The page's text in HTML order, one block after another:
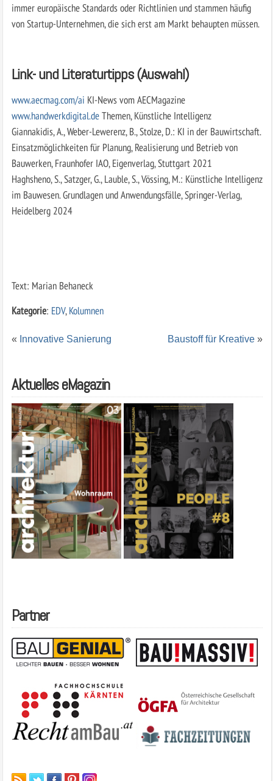
immer europäische Standards oder Richtlinien und stammen häufig
von Startup-Unternehmen, die sich erst am Markt behaupten müssen.
Link- und Literaturtipps (Auswahl)
www.aecmag.com/ai KI-News vom AECMagazine
www.handwerkdigital.deThemen, Künstliche Intelligenz
Giannakidis, A., Weber-Lewerenz, B., Stolze, D.: KI in der Bauwirtschaft.
Einsatzmöglichkeiten für Planung, Realisierung und Betrieb von
Bauwerken, Fraunhofer IAO, Eigenverlag, Stuttgart 2021
Haghsheno, S., Satzger, G., Lauble, S., Vössing, M.: Künstliche Intelligenz
im Bauwesen. Grundlagen und Anwendungsfälle, Springer-Verlag,
Heidelberg 2024
Text: Marian Behaneck
Kategorie: EDV,Kolumnen
« Innovative Sanierung Baustoff für Kreative »
Aktuelles eMagazin
Partner